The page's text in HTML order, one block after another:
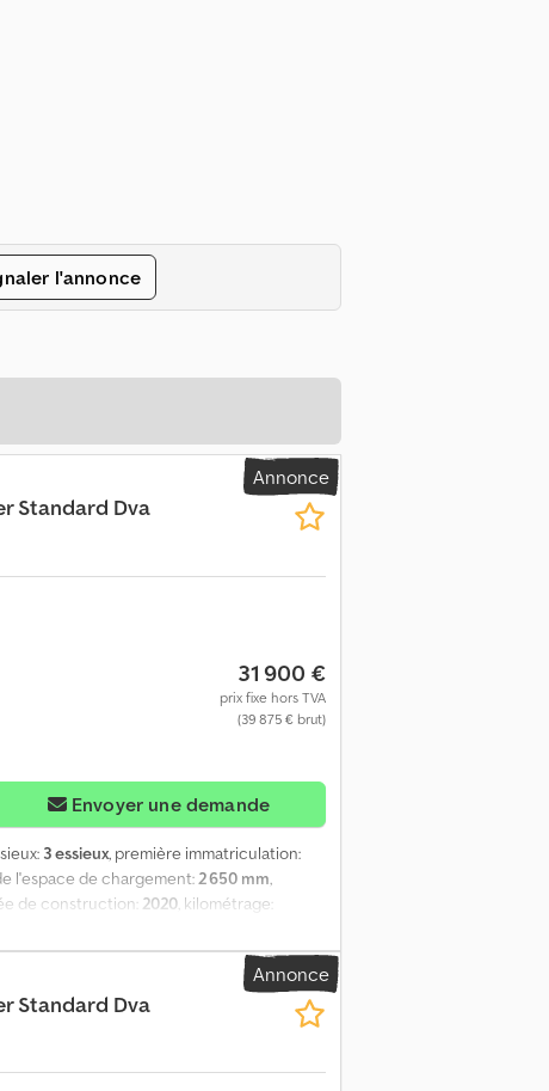
l'annonce
Annonce
Standard Dva
31 900 €
prix fixe hors TVA
(39 875 € brut)
Envoyer une demande
3 essieux, première immatriculation:
l'espace de chargement:2 650 mm,
de construction: 2020, kilométrage:
de la cargaison avec certificat, volume
XL), volume de chargement : 88 m³, 1er
EBS, roue de secours (2), châssis
1 x 15 et 2 x 7 broches, dispositif anti-
? Dans la plupart des pays européens,
Nous pouvons vous conseiller.
Annonce
Standard Dva